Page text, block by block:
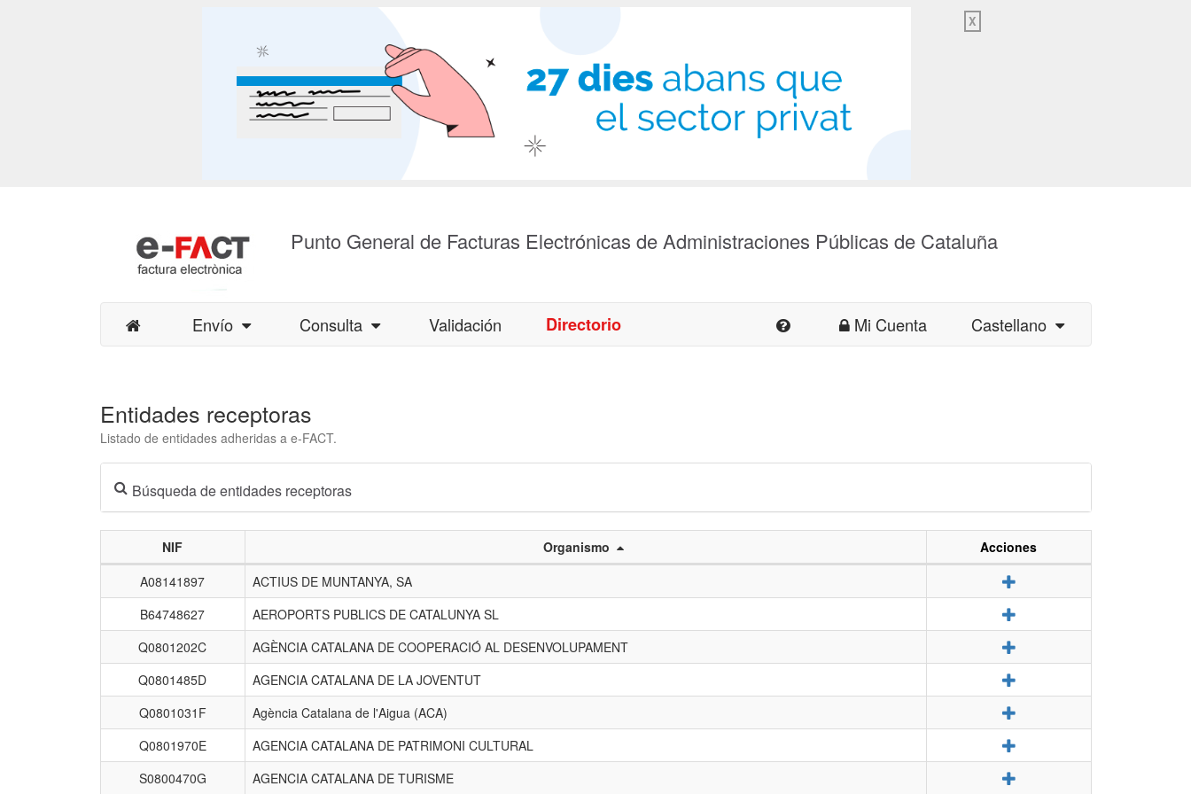
X
Punto General de Facturas Electrónicas de Administraciones Públicas de Cataluña
Envío Consulta Validación Directorio Mi Cuenta Castellano
Entidades receptoras
Listado de entidades adheridas a e-FACT.
Búsqueda de entidades receptoras
entidades
receptoras.
NIF Organismo
Acciones
A08141897
ACTIUS DE MUNTANYA, SA
B64748627
AEROPORTS PUBLICS DE CATALUNYA SL
Q0801202C
AGÈNCIA CATALANA DE COOPERACIÓ AL DESENVOLUPAMENT
Q0801485D
AGENCIA CATALANA DE LA JOVENTUT
Q0801031F
Agència Catalana de l'Aigua (ACA)
Q0801970E
AGENCIA CATALANA DE PATRIMONI CULTURAL
S0800470G
AGENCIA CATALANA DE TURISME